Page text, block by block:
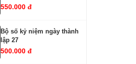
550.000 đ
Bộ số kỷ niệm ngày thành
lập 27
500.000 đ